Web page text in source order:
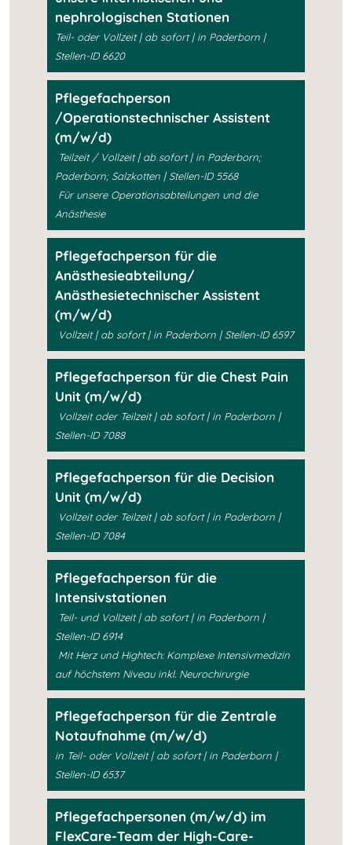
nephrologischen Stationen
Teil- oder Vollzeit | ab sofort | in Paderborn |
Stellen-ID 6620
Pflegefachperson
/Operationstechnischer Assistent
(m/w/d)
Teilzeit / Vollzeit | ab sofort | in Paderborn;
Paderborn; Salzkotten | Stellen-ID 5568
Für unsere Operationsabteilungen und die
Anästhesie
Pflegefachperson für die
Anästhesieabteilung/
Anästhesietechnischer Assistent
(m/w/d)
Vollzeit | ab sofort | in Paderborn | Stellen-ID 6597
Pflegefachperson für die Chest Pain
Unit (m/w/d)
Vollzeit oder Teilzeit | ab sofort | in Paderborn |
Stellen-ID 7088
Pflegefachperson für die Decision
Unit (m/w/d)
Vollzeit oder Teilzeit | ab sofort | in Paderborn |
Stellen-ID 7084
Pflegefachperson für die
Intensivstationen
Teil- und Vollzeit | ab sofort | in Paderborn |
Stellen-ID 6914
Mit Herz und Hightech: Komplexe Intensivmedizin
auf höchstem Niveau inkl. Neurochirurgie
Pflegefachperson für die Zentrale
Notaufnahme (m/w/d)
in Teil- oder Vollzeit | ab sofort | in Paderborn |
Stellen-ID 6537
Pflegefachpersonen (m/w/d) im
FlexCare-Team der High-Care-